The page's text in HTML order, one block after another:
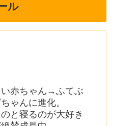
ル
赤ちゃん→ふてぶ
ゃんに進化。
と寝るのが大好き